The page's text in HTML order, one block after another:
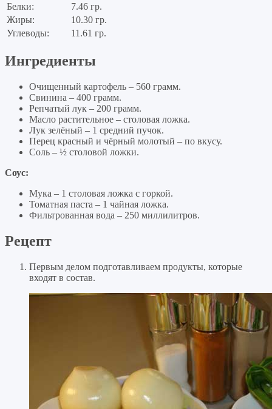
Белки:
7.46 гр.
Жиры:
10.30 гр.
Углеводы:
11.61 гр.
Ингредиенты
Очищенный картофель – 560 грамм.
Свинина – 400 грамм.
Репчатый лук – 200 грамм.
Масло растительное – столовая ложка.
Лук зелёный – 1 средний пучок.
Перец красный и чёрный молотый – по вкусу.
Соль – ½ столовой ложки.
Соус:
Мука – 1 столовая ложка с горкой.
Томатная паста – 1 чайная ложка.
Фильтрованная вода – 250 миллилитров.
Рецепт
Первым делом подготавливаем продукты, которые
входят в состав.